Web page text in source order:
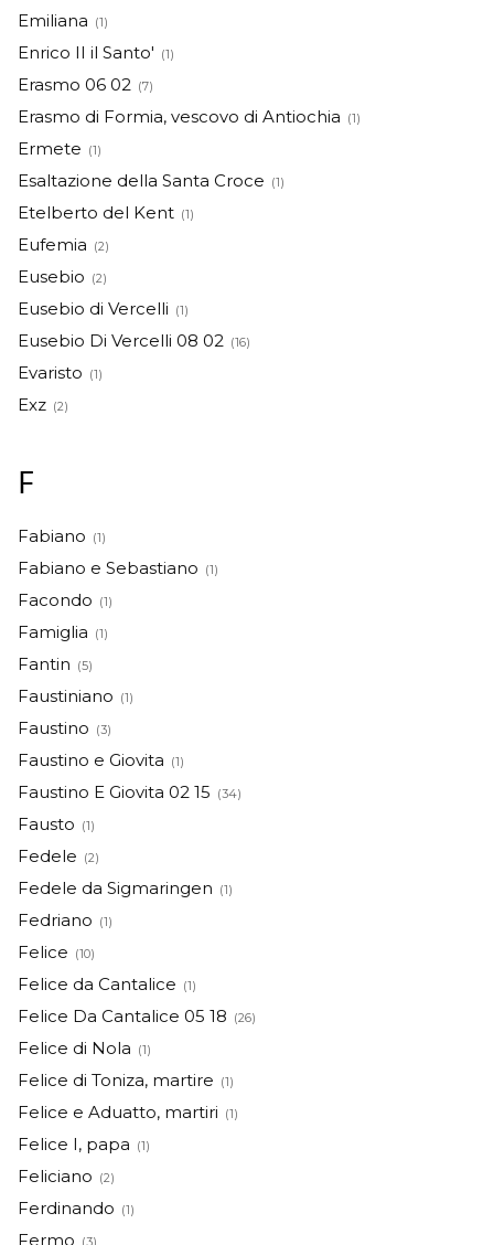
Emiliana (1)
Enrico II il Santo' (1)
Erasmo 06 02 (7)
Erasmo di Formia, vescovo di Antiochia (1)
Ermete (1)
Esaltazione della Santa Croce (1)
Etelberto del Kent (1)
Eufemia (2)
Eusebio (2)
Eusebio di Vercelli (1)
Eusebio Di Vercelli 08 02 (16)
Evaristo (1)
Exz (2)
F
Fabiano (1)
Fabiano e Sebastiano (1)
Facondo (1)
Famiglia (1)
Fantin (5)
Faustiniano (1)
Faustino (3)
Faustino e Giovita (1)
Faustino E Giovita 02 15 (34)
Fausto (1)
Fedele (2)
Fedele da Sigmaringen (1)
Fedriano (1)
Felice (10)
Felice da Cantalice (1)
Felice Da Cantalice 05 18 (26)
Felice di Nola (1)
Felice di Toniza, martire (1)
Felice e Aduatto, martiri (1)
Felice I, papa (1)
Feliciano (2)
Ferdinando (1)
Fermo (3)